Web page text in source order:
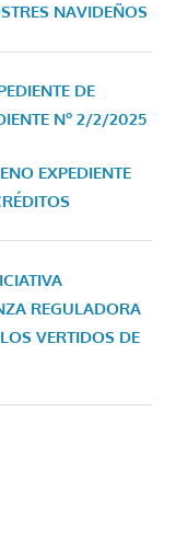
NAVIDEÑOS
DE
Nº 2/2/2025
EXPEDIENTE
REGULADORA
VERTIDOS DE